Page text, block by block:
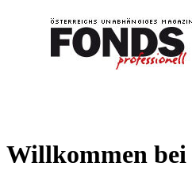
Willkommen bei